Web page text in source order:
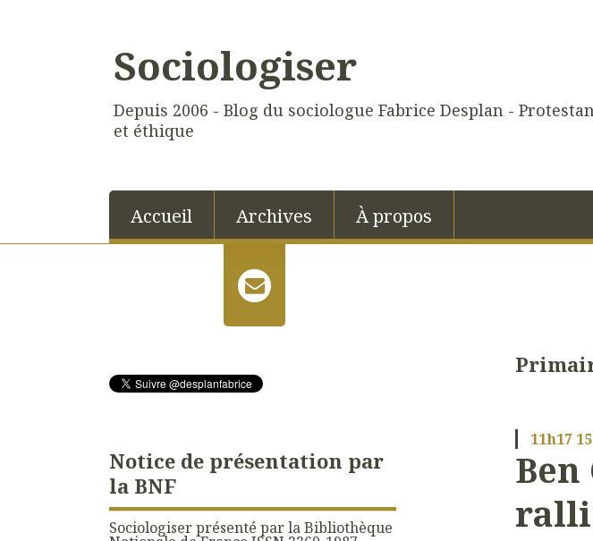
Sociologiser
Depuis 2006 - Blog du sociologue Fabrice Desplan -
et éthique
Accueil Archives À propos
Notice de présentation par
la BNF
Sociologiser présenté par la Bibliothèque
11h17 15